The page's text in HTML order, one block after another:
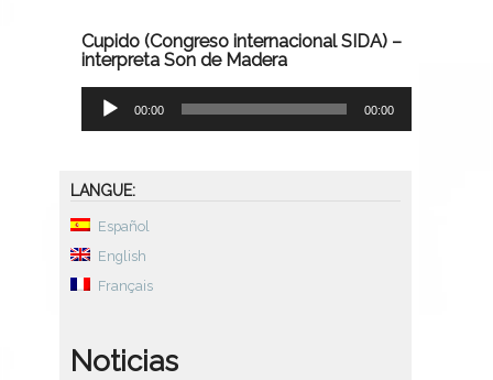
Cupido (Congreso internacional SIDA) –
interpreta Son de Madera
Lecteur
audio
00:00 00:00
LANGUE:
Español
English
Français
Noticias